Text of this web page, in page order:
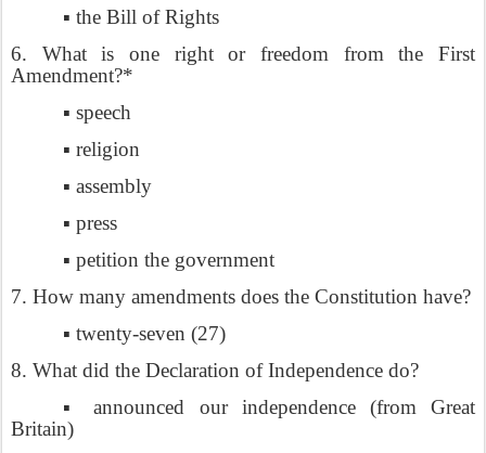
▪ the Bill of Rights
6. What is one right or freedom from the First
Amendment?*
▪ speech
▪ religion
▪ assembly
▪ press
▪ petition the government
7. How many amendments does the Constitution have?
▪ twenty-seven (27)
8. What did the Declaration of Independence do?
▪ announced our independence (from Great
Britain)